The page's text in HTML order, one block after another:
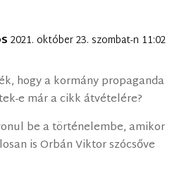
2021. október 23. szombat-n 11:02
hogy a kormány propaganda
e már a cikk átvételére?
be a történelembe, amikor
is Orbán Viktor szócsőve